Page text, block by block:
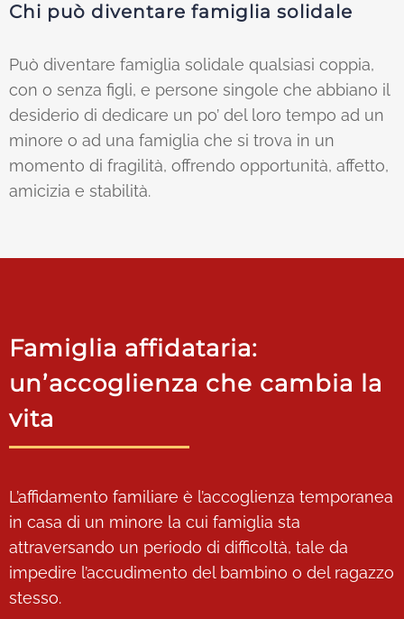
Chi può diventare famiglia solidale
Può diventare famiglia solidale qualsiasi coppia,
con o senza figli, e persone singole che abbiano il
desiderio di dedicare un po’ del loro tempo ad un
minore o ad una famiglia che si trova in un
momento di fragilità, offrendo opportunità, affetto,
amicizia e stabilità.
Famiglia affidataria:
un’accoglienza che cambia la
vita
L’affidamento familiare è l’accoglienza temporanea
in casa di un minore la cui famiglia sta
attraversando un periodo di difficoltà, tale da
impedire l’accudimento del bambino o del ragazzo
stesso.